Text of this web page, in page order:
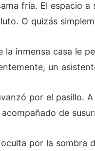
fría. El espacio
O quizás
la inmensa casa le
un
por el pasillo.
de
por la sombra